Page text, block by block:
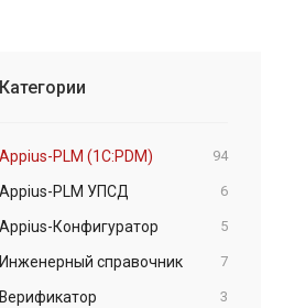
Категории
Appius-PLM (1C:PDM) 94
Appius-PLM УПСД 6
Appius-Конфигуратор 5
Инженерный справочник 7
Верификатор 3